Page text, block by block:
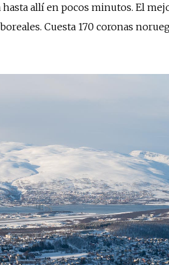
allí en pocos minutos. El
Cuesta 170 coronas